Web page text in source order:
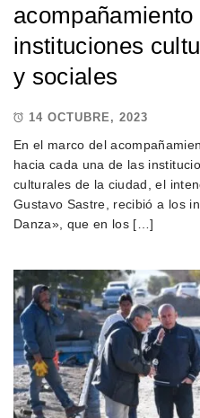
instituciones
y sociales
14 OCTUBRE, 2023
En el marco del
hacia cada una de las
culturales de la ciudad, el
Gustavo Sastre, recibió a los
Danza», que en los […]